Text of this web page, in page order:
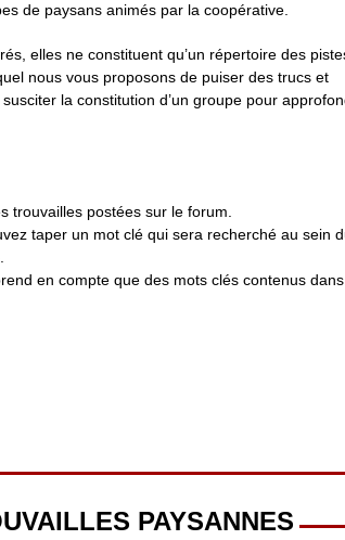
de paysans animés par la coopérative.
elles ne constituent qu’un répertoire des
nous vous proposons de puiser des trucs et
la constitution d’un groupe pour
trouvailles postées sur le forum.
taper un mot clé qui sera recherché au sein
en compte que des mots clés contenus
PAYSANNES